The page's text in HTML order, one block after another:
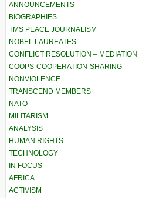
ANNOUNCEMENTS
BIOGRAPHIES
TMS PEACE JOURNALISM
NOBEL LAUREATES
CONFLICT RESOLUTION – MEDIATION
COOPS-COOPERATION-SHARING
NONVIOLENCE
TRANSCEND MEMBERS
NATO
MILITARISM
ANALYSIS
HUMAN RIGHTS
TECHNOLOGY
IN FOCUS
AFRICA
ACTIVISM